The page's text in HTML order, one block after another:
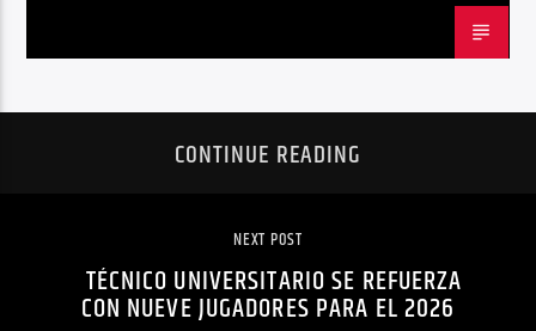
CONTINUE READING
NEXT POST
TÉCNICO UNIVERSITARIO SE REFUERZA
CON NUEVE JUGADORES PARA EL 2026